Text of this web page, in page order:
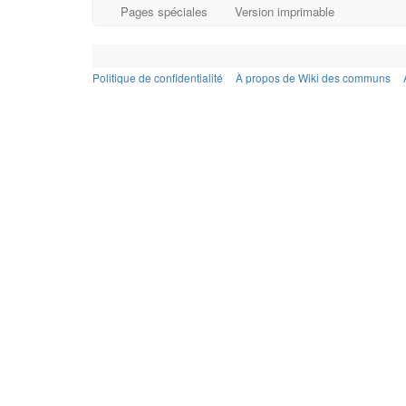
Pages spéciales Version imprimable
Politique de confidentialité À propos de Wiki des communs